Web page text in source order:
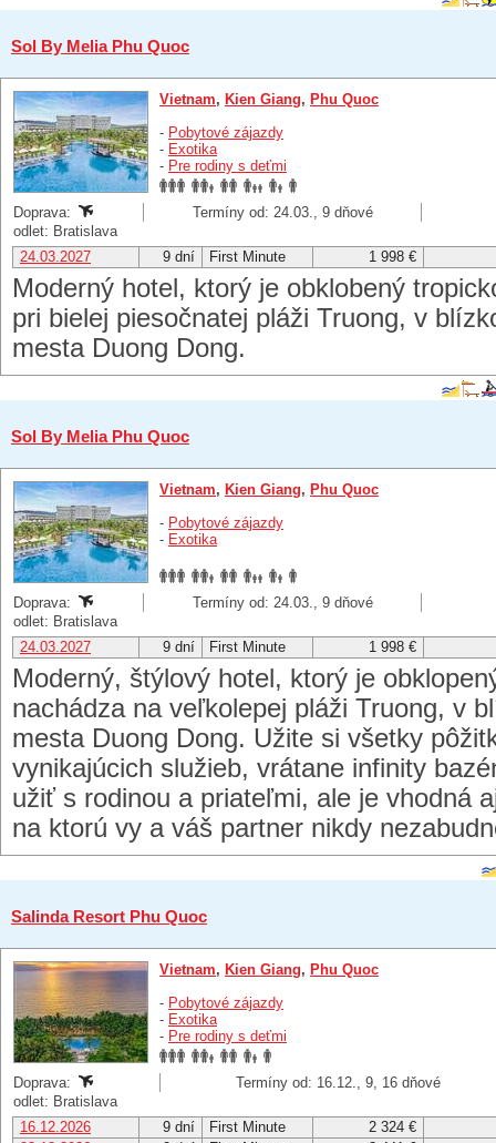
Sol By Melia Phu Quoc
Vietnam, Kien Giang, Phu Quoc
- Pobytové zájazdy
- Exotika
- Pre rodiny s deťmi
Doprava:
Termíny od: 24.03., 9 dňové
odlet: Bratislava
24.03.2027
9 dní First Minute 1 998 €
Moderný hotel, ktorý je obklobený
pri bielej piesočnatej pláži Truong, v
mesta Duong Dong.
Sol By Melia Phu Quoc
Vietnam, Kien Giang, Phu Quoc
- Pobytové zájazdy
- Exotika
Doprava:
Termíny od: 24.03., 9 dňové
odlet: Bratislava
24.03.2027
9 dní First Minute 1 998 €
Moderný, štýlový hotel, ktorý je
nachádza na veľkolepej pláži Truong, v
mesta Duong Dong. Užite si všetky
vynikajúcich služieb, vrátane infinity
užiť s rodinou a priateľmi, ale je vhodná
na ktorú vy a váš partner nikdy
Salinda Resort Phu Quoc
Vietnam, Kien Giang, Phu Quoc
- Pobytové zájazdy
- Exotika
- Pre rodiny s deťmi
Doprava:
Termíny od: 16.12., 9, 16 dňové
odlet: Bratislava
16.12.2026
9 dní First Minute
2 324 €